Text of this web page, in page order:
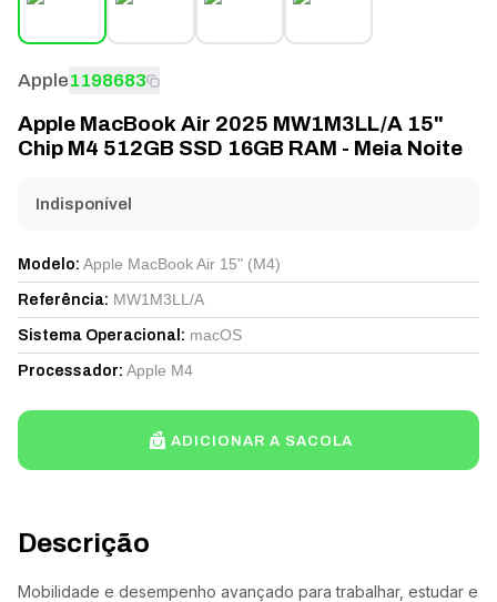
Descrição
Mobilidade e desempenho avançado para trabalhar, estudar e
Apple1198683
Apple MacBook Air 2025 MW1M3LL/A 15"
Chip M4 512GB SSD 16GB RAM - Meia Noite
Indisponível
Modelo: Apple MacBook Air 15" (M4)
Referência: MW1M3LL/A
Sistema Operacional : macOS
Processador: Apple M4
ADICIONAR A SACOLA